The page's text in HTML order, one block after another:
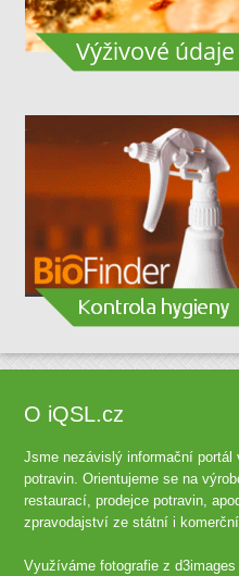
O iQSL.cz
Jsme nezávislý informační portál
potravin. Orientujeme se na
restaurací, prodejce potravin,
zpravodajství ze státní i
Využíváme fotografie z